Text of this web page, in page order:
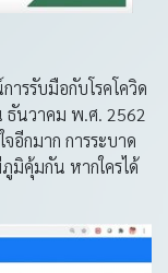
ารรับมือกับโรคโควิด
ธันวาคม พ.ศ. 2562
อีกมาก การระบาด
ภูมิคุ้มกัน หากใครได้